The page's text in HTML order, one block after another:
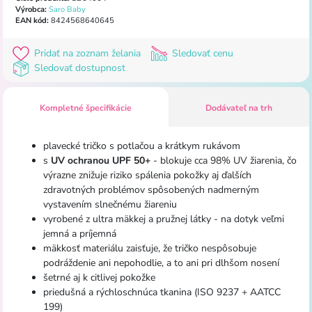
Výrobca: Saro Baby
EAN kód:8424568640645
Pridať na zoznam želania
Sledovať cenu
Sledovať dostupnost
Kompletné špecifikácie Dodávateľ na trh
plavecké tričko s potlačou a krátkym rukávom
s UV ochranou UPF 50+- blokuje cca 98% UV žiarenia, čo
výrazne znižuje riziko spálenia pokožky aj ďalších
zdravotných problémov spôsobených nadmerným
vystavením slnečnému žiareniu
vyrobené z ultra mäkkej a pružnej látky - na dotyk veľmi
jemná a príjemná
mäkkosť materiálu zaisťuje, že tričko nespôsobuje
podráždenie ani nepohodlie, a to ani pri dlhšom nosení
šetrné aj k citlivej pokožke
priedušná a rýchloschnúca tkanina (ISO 9237 + AATCC
199)